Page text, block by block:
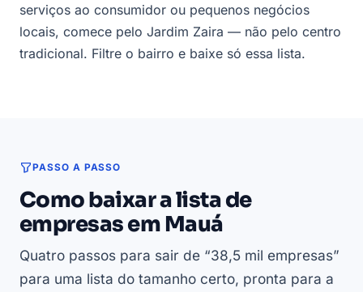
serviços ao consumidor ou pequenos negócios
locais, comece pelo Jardim Zaira — não pelo centro
tradicional. Filtre o bairro e baixe só essa lista.
PASSO A PASSO
Como baixar a lista de
empresas em Mauá
Quatro passos para sair de “38,5 mil empresas”
para uma lista do tamanho certo, pronta para a